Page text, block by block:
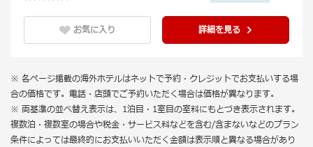
お気に入り 詳細を見る
※ 各ページ掲載の海外ホテルはネットで予約・クレジットでお支払いする場
合の価格です。電話・店頭でご予約いただく場合は価格が異なります。
※ 両基準の並べ替え表示は、1泊目・1室目の室料にもとづき表示されます。
複数泊・複数室の場合や税金・サービス料などを含む/含まないなどのプラン
条件によっては最終的にお支払いいただく金額は表示順と異なる場合があり